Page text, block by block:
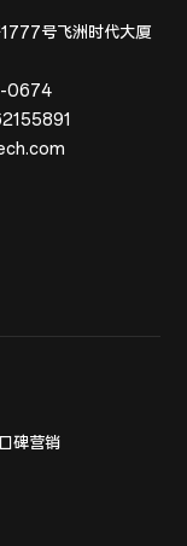
号飞洲时代大厦
0674
口碑营销